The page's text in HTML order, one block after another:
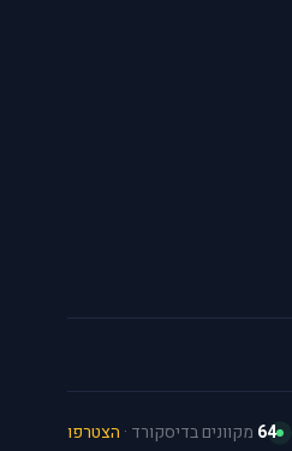
64 מקוונים בדיסקורד · הצטרפו